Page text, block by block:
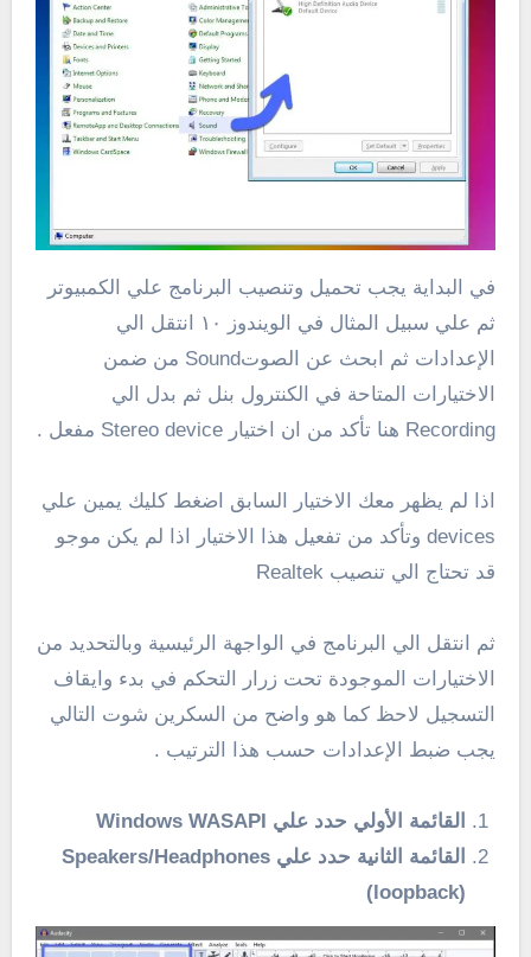
في البداية يجب تحميل وتنصيب البرنامج علي الكمبيوتر
ثم علي سبيل المثال في الويندوز ١٠ انتقل الي
الإعدادات ثم ابحث عن الصوتSound من ضمن
الاختيارات المتاحة في الكنترول بنل ثم بدل الي
Recording هنا تأكد من ان اختيار Stereo device مفعل .
اذا لم يظهر معك الاختيار السابق اضغط كليك يمين علي
devices وتأكد من تفعيل هذا الاختيار اذا لم يكن موجو
قد تحتاج الي تنصيب Realtek
ثم انتقل الي البرنامج في الواجهة الرئيسية وبالتحديد من
الاختيارات الموجودة تحت زرار التحكم في بدء وايقاف
التسجيل لاحظ كما هو واضح من السكرين شوت التالي
يجب ضبط الإعدادات حسب هذا الترتيب .
القائمة الأولي حدد علي Windows WASAPI
القائمة الثانية حدد علي Speakers/Headphones
(loopback)